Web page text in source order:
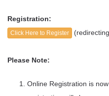
Registration:
Click Here to Register
Please Note:
Online Registration is